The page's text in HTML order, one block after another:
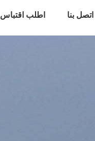
اتصل بنا اطلب اقتباس